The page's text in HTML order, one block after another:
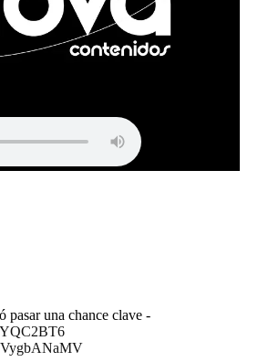
pasar una chance clave -